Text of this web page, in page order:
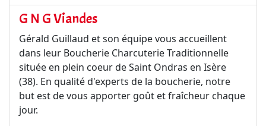
G N G Viandes
Gérald Guillaud et son équipe vous accueillent
dans leur Boucherie Charcuterie Traditionnelle
située en plein coeur de Saint Ondras en Isère
(38). En qualité d'experts de la boucherie, notre
but est de vous apporter goût et fraîcheur chaque
jour.